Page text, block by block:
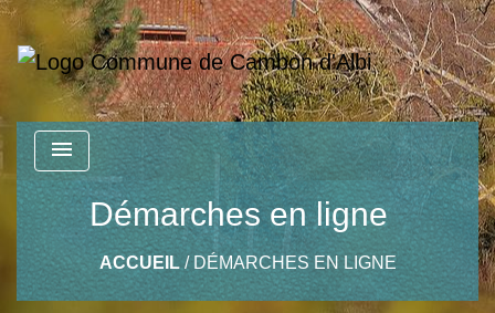
menu
Démarches en ligne
ACCUEIL/ DÉMARCHES EN LIGNE